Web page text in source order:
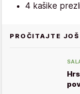
4 kašike
PROČITAJTE JOŠ